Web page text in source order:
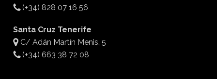
(+34) 828 07 16 56
Santa Cruz Tenerife
C/ Adán Martín Menis, 5
(+34) 663 38 72 08